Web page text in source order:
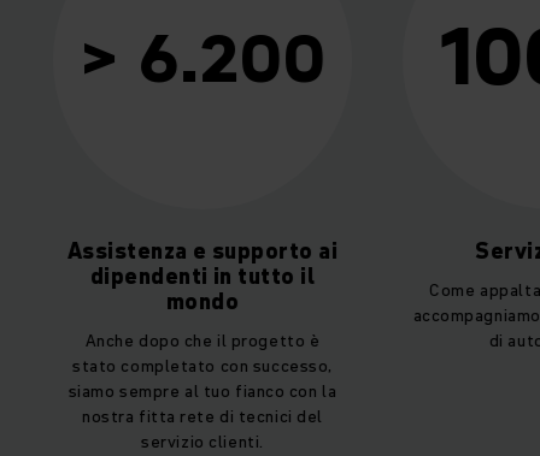
> 6.200
Assistenza e supporto ai
dipendenti in tutto il
mondo
Anche dopo che il progetto è
stato completato con successo,
siamo sempre al tuo fianco con la
nostra fitta rete di tecnici del
servizio clienti.
Come
di